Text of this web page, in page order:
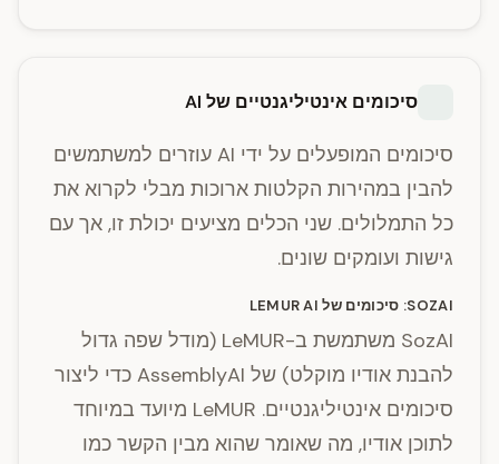
סיכומים אינטיליגנטיים של AI
סיכומים המופעלים על ידי AI עוזרים למשתמשים
להבין במהירות הקלטות ארוכות מבלי לקרוא את
כל התמלולים. שני הכלים מציעים יכולת זו, אך עם
גישות ועומקים שונים.
SOZAI: סיכומים של LEMUR AI
SozAI משתמשת ב-LeMUR (מודל שפה גדול
להבנת אודיו מוקלט) של AssemblyAI כדי ליצור
סיכומים אינטיליגנטיים. LeMUR מיועד במיוחד
לתוכן אודיו, מה שאומר שהוא מבין הקשר כמו